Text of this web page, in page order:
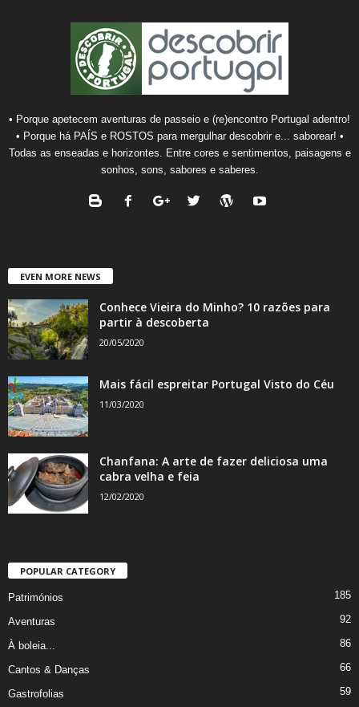
• Porque apetecem aventuras de passeio e (re)encontro Portugal adentro!
• Porque há PAÍS e ROSTOS para mergulhar descobrir e... saborear! •
Todas as enseadas e horizontes. Entre cores e sentimentos, paisagens e
sonhos, sons, sabores e saberes.
EVEN MORE NEWS
Conhece Vieira do Minho? 10 razões para
partir à descoberta
20/05/2020
Mais fácil espreitar Portugal Visto do Céu
11/03/2020
Chanfana: A arte de fazer deliciosa uma
cabra velha e feia
12/02/2020
POPULAR CATEGORY
Patrimónios 185
Aventuras 92
À boleia... 86
Cantos & Danças 66
Gastrofolias 59